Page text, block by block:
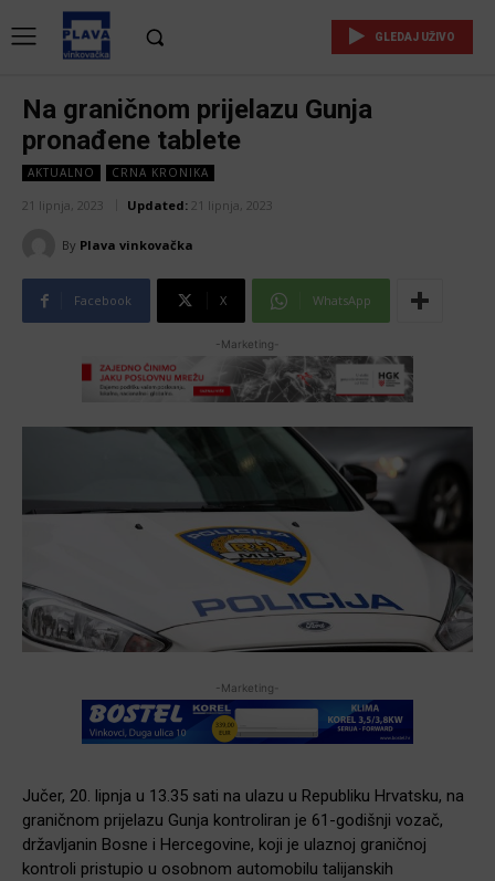
GLEDAJ UŽIVO
Na graničnom prijelazu Gunja
pronađene tablete
AKTUALNO CRNA KRONIKA
21 lipnja, 2023 Updated: 21 lipnja, 2023
By Plava vinkovačka
Facebook X WhatsApp
-Marketing-
-Marketing-
Jučer, 20. lipnja u 13.35 sati na ulazu u Republiku Hrvatsku, na
graničnom prijelazu Gunja kontroliran je 61-godišnji vozač,
državljanin Bosne i Hercegovine, koji je ulaznoj graničnoj
kontroli pristupio u osobnom automobilu talijanskih